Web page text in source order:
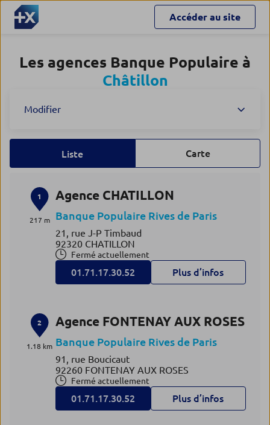
Accéder au site
Les agences Banque Populaire à
Châtillon
Modifier
Liste Carte
1
217 m
Agence CHATILLON
Banque Populaire Rives de Paris
21, rue J-P Timbaud
92320 CHATILLON
Fermé actuellement
01.71.17.30.52 Plus d’infos
2
1.18 km
Agence FONTENAY AUX ROSES
Banque Populaire Rives de Paris
91, rue Boucicaut
92260 FONTENAY AUX ROSES
Fermé actuellement
01.71.17.30.52 Plus d’infos